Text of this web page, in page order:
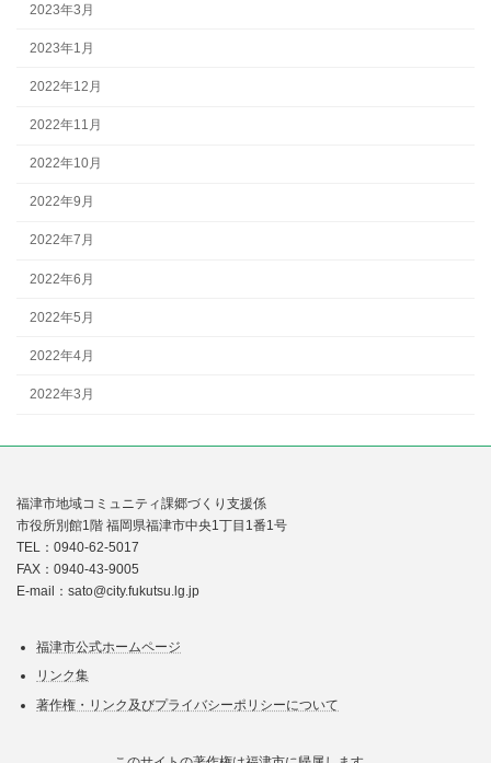
2023年3月
2023年1月
2022年12月
2022年11月
2022年10月
2022年9月
2022年7月
2022年6月
2022年5月
2022年4月
2022年3月
福津市地域コミュニティ課郷づくり支援係
市役所別館1階 福岡県福津市中央1丁目1番1号
TEL：0940-62-5017
FAX：0940-43-9005
E-mail：sato@city.fukutsu.lg.jp
福津市公式ホームページ
リンク集
著作権・リンク及びプライバシーポリシーについて